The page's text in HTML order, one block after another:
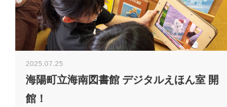
2025.07.25
海陽町立海南図書館 デジタルえほん室 開
館！